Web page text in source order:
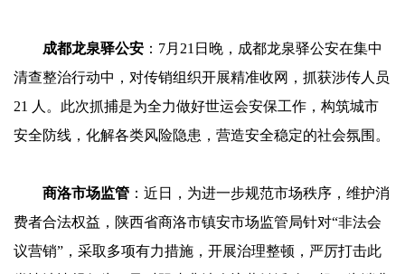
成都龙泉驿公安 ：7月21日晚，成都龙泉驿公安在集中
清查整治行动中，对传销组织开展精准收网，抓获涉传人员
21 人。此次抓捕是为全力做好世运会安保工作，构筑城市
安全防线，化解各类风险隐患，营造安全稳定的社会氛围。
商洛市场监管 ：近日，为进一步规范市场秩序，维护消
费者合法权益，陕西省商洛市镇安市场监管局针对“非法会
议营销”，采取多项有力措施，开展治理整顿，严厉打击此